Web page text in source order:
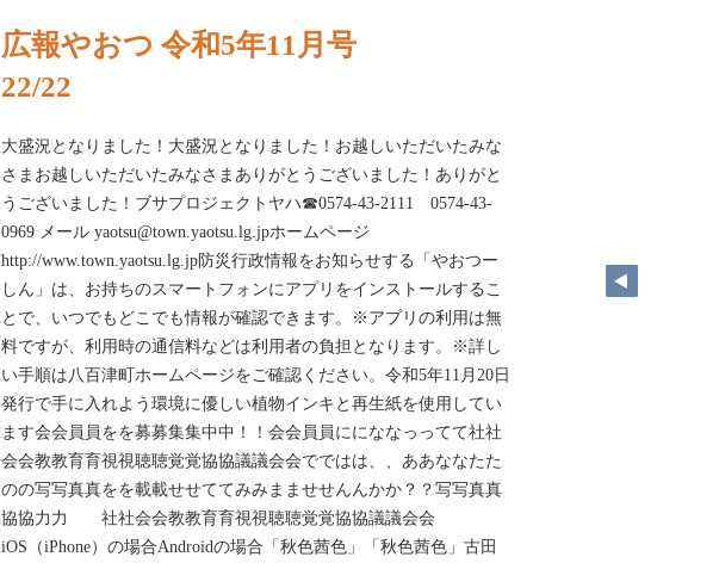
広報やおつ 令和5年11月号
22/22
大盛況となりました！大盛況となりました！お越しいただいたみな
さまお越しいただいたみなさまありがとうございました！ありがと
うございました！ブサプロジェクトヤハ☎0574-43-2111 0574-43-
0969 メール yaotsu@town.yaotsu.lg.jpホームページ
http://www.town.yaotsu.lg.jp防災行政情報をお知らせする「やおつー
しん」は、お持ちのスマートフォンにアプリをインストールするこ
とで、いつでもどこでも情報が確認できます。※アプリの利用は無
料ですが、利用時の通信料などは利用者の負担となります。※詳し
い手順は八百津町ホームページをご確認ください。令和5年11月20日
発行で手に入れよう環境に優しい植物インキと再生紙を使用してい
ます会会員員をを募募集集中中！！会会員員ににななっってて社社
会会教教育育視視聴聴覚覚協協議議会会でではは、、ああななたた
のの写写真真をを載載せせててみみまませせんんかか？？写写真真
協協力力 社社会会教教育育視視聴聴覚覚協協議議会会
iOS（iPhone）の場合Androidの場合「秋色茜色」「秋色茜色」古田